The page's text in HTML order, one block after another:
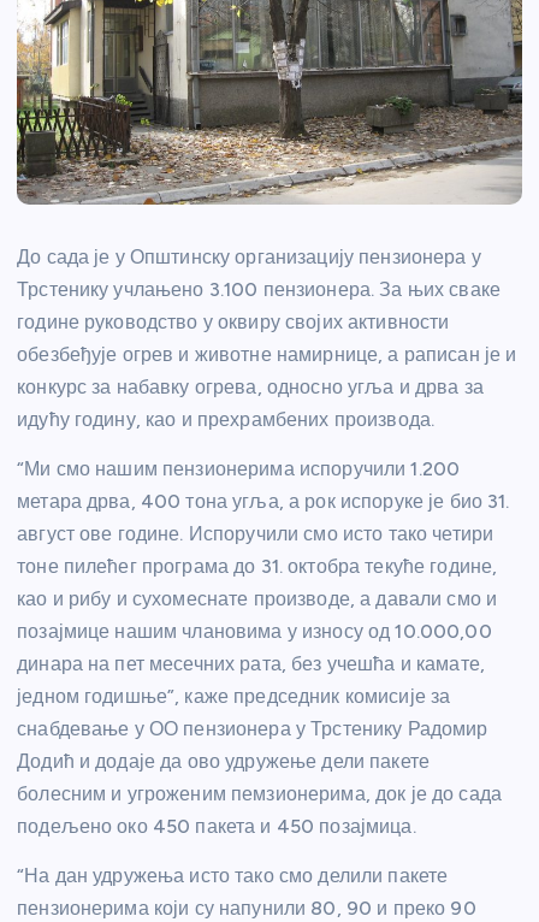
До сада је у Општинску организацију пензионера у
Трстенику учлањено 3.100 пензионера. За њих сваке
године руководство у оквиру својих активности
обезбеђује огрев и животне намирнице, а раписан је и
конкурс за набавку огрева, односно угља и дрва за
идућу годину, као и прехрамбених производа.
“Ми смо нашим пензионерима испоручили 1.200
метара дрва, 400 тона угља, а рок испоруке је био 31.
август ове године. Испоручили смо исто тако четири
тоне пилећег програма до 31. октобра текуће године,
као и рибу и сухомеснате производе, а давали смо и
позајмице нашим члановима у износу од 10.000,00
динара на пет месечних рата, без учешћа и камате,
једном годишње”, каже председник комисије за
снабдевање у ОО пензионера у Трстенику Радомир
Додић и додаје да ово удружење дели пакете
болесним и угроженим пемзионерима, док је до сада
подељено око 450 пакета и 450 позајмица.
“На дан удружења исто тако смо делили пакете
пензионерима који су напунили 80, 90 и преко 90